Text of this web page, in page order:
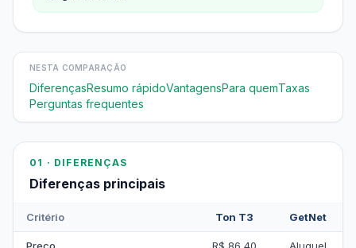
NESTA COMPARAÇÃO
DiferençasResumo rápidoVantagensPara quemTaxas
Perguntas frequentes
01 · DIFERENÇAS
Diferenças principais
Critério Ton T3 GetNet